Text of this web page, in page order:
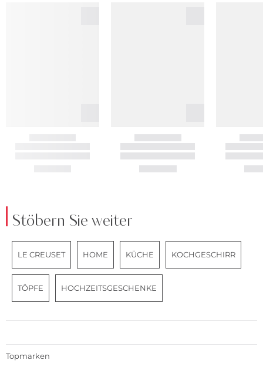
Stöbern Sie weiter
LE CREUSET HOME KÜCHE KOCHGESCHIRR
TÖPFE HOCHZEITSGESCHENKE
Topmarken